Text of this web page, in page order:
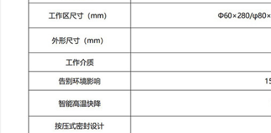
低温智能干体炉（-42℃～150℃）
中温智能干体炉（50℃～660℃）
高温智能干体炉（300℃～1200℃）
ETC-150 微型干井炉